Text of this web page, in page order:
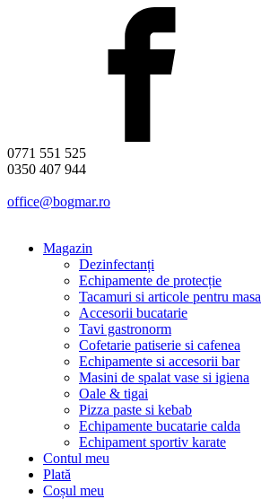
0771 551 525
0350 407 944
office@bogmar.ro
Magazin
Dezinfectanți
Echipamente de protecție
Tacamuri si articole pentru masa
Accesorii bucatarie
Tavi gastronorm
Cofetarie patiserie si cafenea
Echipamente si accesorii bar
Masini de spalat vase si igiena
Oale & tigai
Pizza paste si kebab
Echipamente bucatarie calda
Echipament sportiv karate
Contul meu
Plată
Coșul meu